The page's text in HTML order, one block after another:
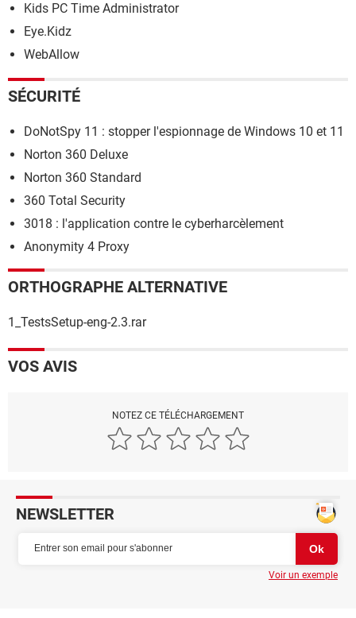
Kids PC Time Administrator
Eye.Kidz
WebAllow
SÉCURITÉ
DoNotSpy 11 : stopper l'espionnage de Windows 10 et 11
Norton 360 Deluxe
Norton 360 Standard
360 Total Security
3018 : l'application contre le cyberharcèlement
Anonymity 4 Proxy
ORTHOGRAPHE ALTERNATIVE
1_TestsSetup-eng-2.3.rar
VOS AVIS
NOTEZ CE TÉLÉCHARGEMENT
NEWSLETTER
Voir un exemple